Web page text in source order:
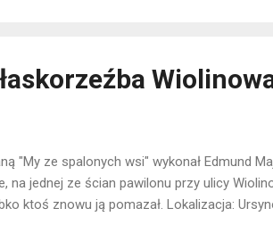
"My ze spalonych wsi" wykonał Edmund
na jednej ze ścian pawilonu przy ulicy
ktoś znowu ją pomazał. Lokalizacja: